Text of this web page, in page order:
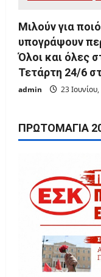
Μιλούν για
υπογράψουν
Όλοι και όλες
Τετάρτη 24/6
admin 23
ΠΡΩΤΟΜΑΓΙΆ